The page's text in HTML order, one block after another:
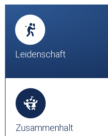
Leidenschaft
Zusammenhalt